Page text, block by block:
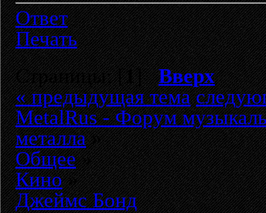
Ответ
Печать
Страницы: [1]Вверх
« предыдущая тема
MetalRus - Форум
металла»
Общее»
Кино»
Джеймс Бонд